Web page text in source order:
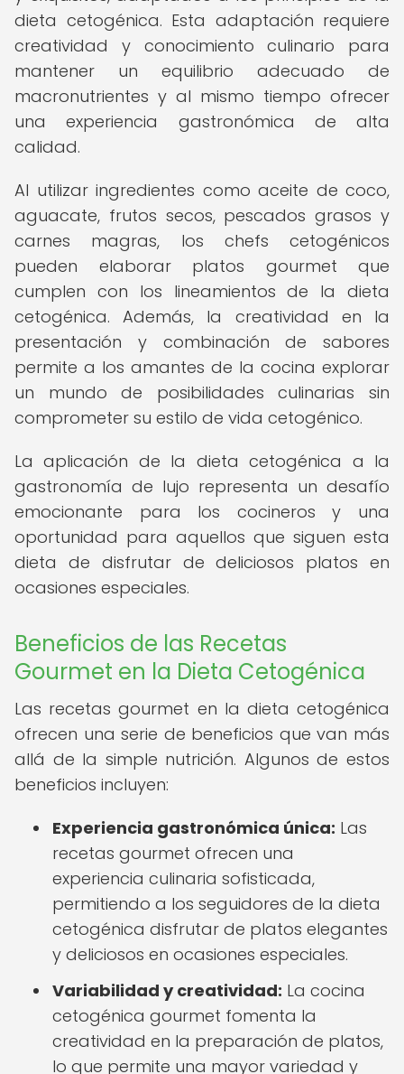
dieta cetogénica. Esta adaptación requiere
creatividad y conocimiento culinario para
mantener un equilibrio adecuado de
macronutrientes y al mismo tiempo ofrecer
una experiencia gastronómica de alta
calidad.
Al utilizar ingredientes como aceite de coco,
aguacate, frutos secos, pescados grasos y
carnes magras, los chefs cetogénicos
pueden elaborar platos gourmet que
cumplen con los lineamientos de la dieta
cetogénica. Además, la creatividad en la
presentación y combinación de sabores
permite a los amantes de la cocina explorar
un mundo de posibilidades culinarias sin
comprometer su estilo de vida cetogénico.
La aplicación de la dieta cetogénica a la
gastronomía de lujo representa un desafío
emocionante para los cocineros y una
oportunidad para aquellos que siguen esta
dieta de disfrutar de deliciosos platos en
ocasiones especiales.
Beneficios de las Recetas
Gourmet en la Dieta Cetogénica
Las recetas gourmet en la dieta cetogénica
ofrecen una serie de beneficios que van más
allá de la simple nutrición. Algunos de estos
beneficios incluyen:
Experiencia gastronómica única: Las
recetas gourmet ofrecen una
experiencia culinaria sofisticada,
permitiendo a los seguidores de la dieta
cetogénica disfrutar de platos elegantes
y deliciosos en ocasiones especiales.
Variabilidad y creatividad: La cocina
cetogénica gourmet fomenta la
creatividad en la preparación de platos,
lo que permite una mayor variedad y